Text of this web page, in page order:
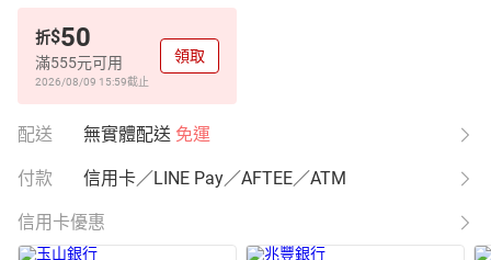
折$50
滿555元可用
2026/08/09 15:59截止
領取
配送 無實體配送 免運
付款 信用卡／LINE Pay／AFTEE／ATM
信用卡優惠